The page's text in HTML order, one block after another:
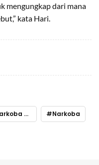
mengungkap dari mana
kata Hari.
Hari Ini Narkoba